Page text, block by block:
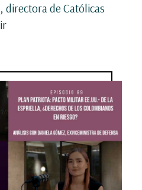
directora de Católicas